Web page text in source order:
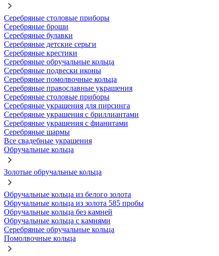
Серебряные столовые приборы
Серебряные броши
Серебряные булавки
Серебряные детские серьги
Серебряные крестики
Серебряные обручальные кольца
Серебряные подвески иконы
Серебряные помолвочные кольца
Серебряные православные украшения
Серебряные столовые приборы
Серебряные украшения для пирсинга
Серебряные украшения с бриллиантами
Серебряные украшения с фианитами
Серебряные шармы
Все свадебные украшения
Обручальные кольца
Золотые обручальные кольца
Обручальные кольца из белого золота
Обручальные кольца из золота 585 пробы
Обручальные кольца без камней
Обручальные кольца с камнями
Серебряные обручальные кольца
Помолвочные кольца